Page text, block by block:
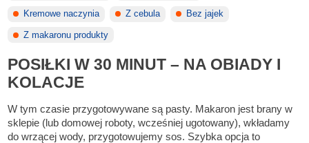
Kremowe naczynia Z cebula Bez jajek
Z makaronu produkty
POSIŁKI W 30 MINUT – NA OBIADY I
KOLACJE
W tym czasie przygotowywane są pasty. Makaron jest brany w
sklepie (lub domowej roboty, wcześniej ugotowany), wkładamy
do wrzącej wody, przygotowujemy sos. Szybka opcja to